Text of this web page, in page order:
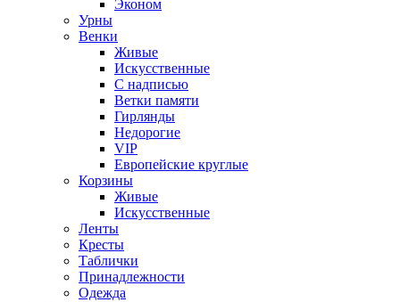
Эконом
Урны
Венки
Живые
Искусственные
С надписью
Ветки памяти
Гирлянды
Недорогие
VIP
Европейские круглые
Корзины
Живые
Искусственные
Ленты
Кресты
Таблички
Принадлежности
Одежда